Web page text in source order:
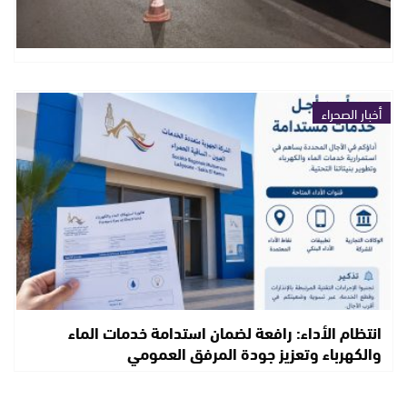
أخبار الصحراء
انتظام الأداء: رافعة لضمان استدامة خدمات الماء
والكهرباء وتعزيز جودة المرفق العمومي